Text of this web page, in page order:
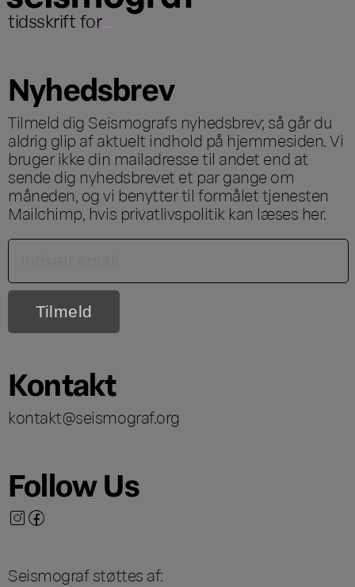
tidsskrift for...
Nyhedsbrev
Tilmeld dig Seismografs nyhedsbrev; så går du
aldrig glip af aktuelt indhold på hjemmesiden. Vi
bruger ikke din mailadresse til andet end at
sende dig nyhedsbrevet et par gange om
måneden, og vi benytter til formålet tjenesten
Mailchimp, hvis privatlivspolitik kan læses her.
Kontakt
kontakt@seismograf.org
Follow Us
Seismograf støttes af: